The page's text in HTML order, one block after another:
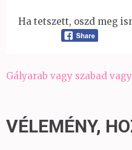
Ha tetszett, oszd meg
Bejegyzés
Gályarab vagy szabad
VÉLEMÉNY,